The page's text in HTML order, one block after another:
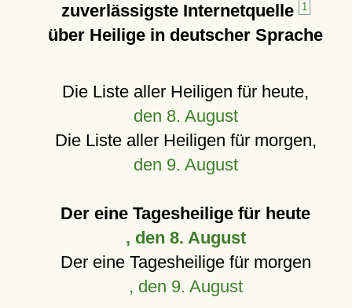
zuverlässigste Internetquelle
1
über Heilige in deutscher Sprache
Die Liste aller Heiligen für heute,
den 8. August
Die Liste aller Heiligen für morgen,
den 9. August
Der eine Tagesheilige für heute
, den 8. August
Der eine Tagesheilige für morgen
, den 9. August